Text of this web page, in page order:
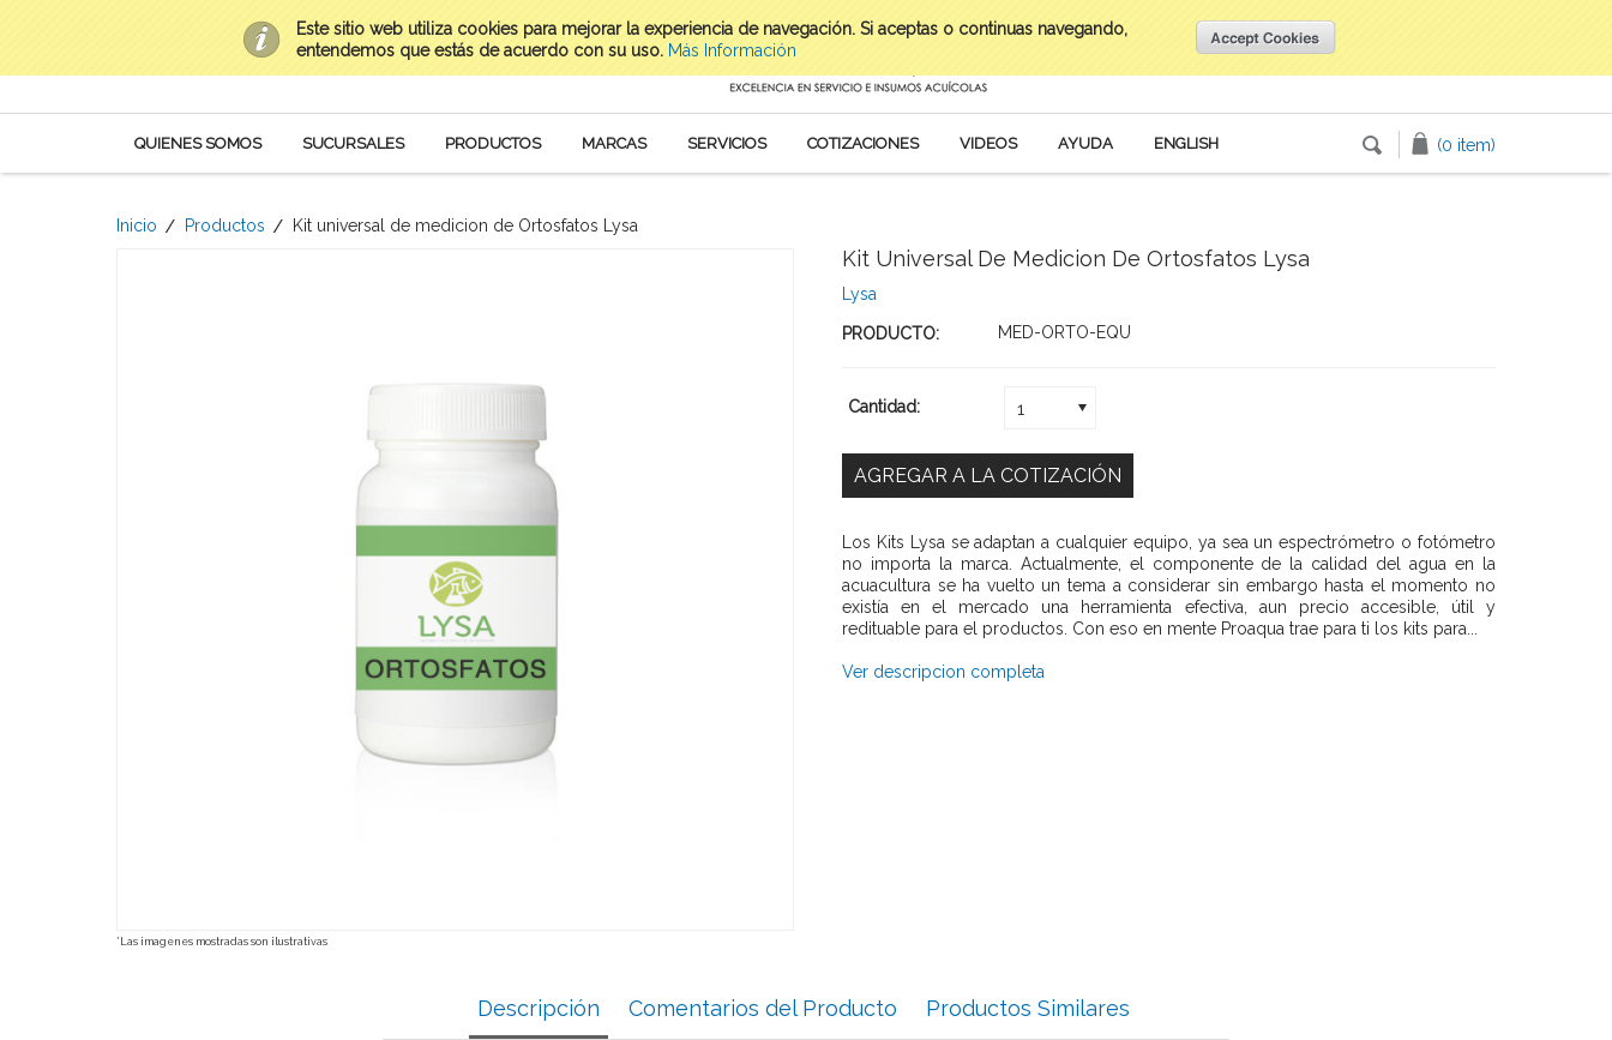
Este sitio web utiliza cookies para mejorar la experiencia de navegación. Si aceptas o continuas navegando,
entendemos que estás de acuerdo con su uso. Más Información
(669) 954-0282 al 85 Mi Cuenta Inicia tu sesión
QUIENES SOMOS SUCURSALES PRODUCTOS MARCAS SERVICIOS COTIZACIONES VIDEOS AYUDA ENGLISH (0 item)
Inicio Productos Kit universal de medicion de Ortosfatos Lysa
*Las imagenes mostradas son ilustrativas
Kit Universal De Medicion De Ortosfatos Lysa
Lysa
PRODUCTO: MED-ORTO-EQU
Cantidad: 1
Los Kits Lysa se adaptan a cualquier equipo, ya sea un espectrómetro o fotómetro
no importa la marca. Actualmente, el componente de la calidad del agua en la
acuacultura se ha vuelto un tema a considerar sin embargo hasta el momento no
existía en el mercado una herramienta efectiva, aun precio accesible, útil y
redituable para el productos. Con eso en mente Proaqua trae para ti los kits para...
Ver descripcion completa
Descripción Comentarios del Producto Productos Similares